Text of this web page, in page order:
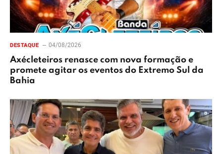
DESTAQUE 04/08/2026
Axécleteiros renasce com nova formação e
promete agitar os eventos do Extremo Sul da
Bahia